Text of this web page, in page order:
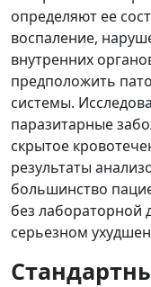
определяют ее
воспаление,
внутренних
предположить
системы.
паразитарные
скрытое
результаты
большинство
без лабораторной
серьезном